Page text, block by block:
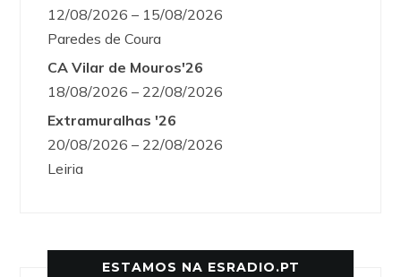
12/08/2026 – 15/08/2026
Paredes de Coura
CA Vilar de Mouros'26
18/08/2026 – 22/08/2026
Extramuralhas '26
20/08/2026 – 22/08/2026
Leiria
ESTAMOS NA ESRADIO.PT